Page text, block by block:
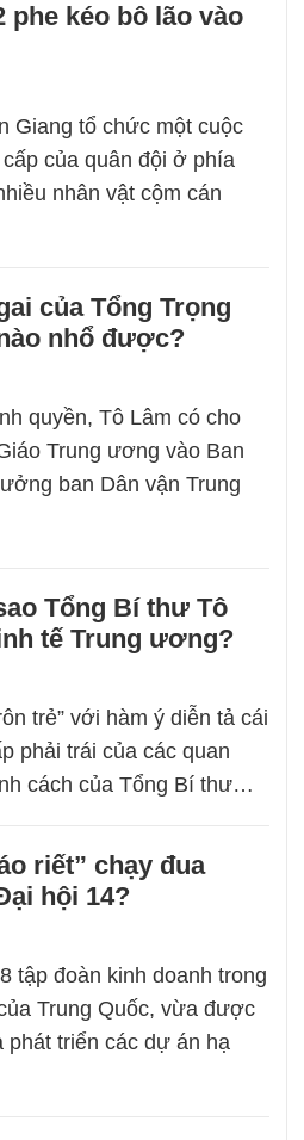
phe kéo bô lão vào
Giang tổ chức một cuộc
của quân đội ở phía
nhân vật cộm cán
của Tổng Trọng
nhổ được?
quyền, Tô Lâm có cho
Trung ương vào Ban
ban Dân vận Trung
Tổng Bí thư Tô
tế Trung ương?
trẻ” với hàm ý diễn tả cái
phải trái của các quan
cách của Tổng Bí thư…
riết” chạy đua
hội 14?
tập đoàn kinh doanh trong
Trung Quốc, vừa được
phát triển các dự án hạ